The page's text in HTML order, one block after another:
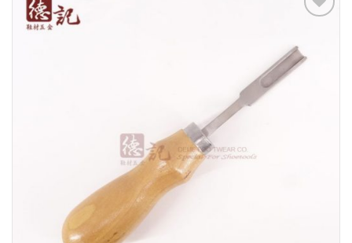
Wishlist